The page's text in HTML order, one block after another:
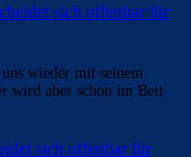
sich offenbar für
wieder mit seinem
wird aber schon im Bett
sich offenbar für